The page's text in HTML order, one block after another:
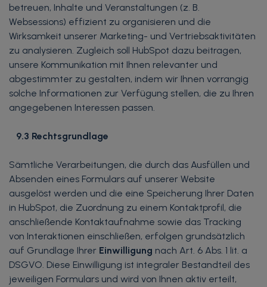
betreuen, Inhalte und Veranstaltungen (z. B.
Websessions) effizient zu organisieren und die
Wirksamkeit unserer Marketing- und Vertriebsaktivitäten
zu analysieren. Zugleich soll HubSpot dazu beitragen,
unsere Kommunikation mit Ihnen relevanter und
abgestimmter zu gestalten, indem wir Ihnen vorrangig
solche Informationen zur Verfügung stellen, die zu Ihren
angegebenen Interessen passen.
9.3 Rechtsgrundlage
Sämtliche Verarbeitungen, die durch das Ausfüllen und
Absenden eines Formulars auf unserer Website
ausgelöst werden und die eine Speicherung Ihrer Daten
in HubSpot, die Zuordnung zu einem Kontaktprofil, die
anschließende Kontaktaufnahme sowie das Tracking
von Interaktionen einschließen, erfolgen grundsätzlich
auf Grundlage Ihrer Einwilligung nach Art. 6 Abs. 1 lit. a
DSGVO. Diese Einwilligung ist integraler Bestandteil des
jeweiligen Formulars und wird von Ihnen aktiv erteilt,